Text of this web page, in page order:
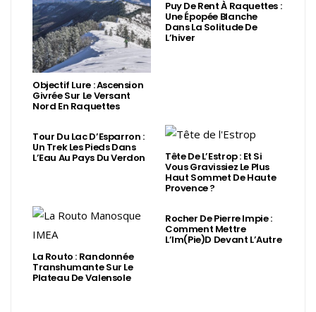
Objectif Lure : Ascension
Givrée Sur Le Versant
Nord En Raquettes
Puy De Rent À Raquettes :
Une Épopée Blanche
Dans La Solitude De
L’hiver
Tour Du Lac D’Esparron :
Un Trek Les Pieds Dans
L’Eau Au Pays Du Verdon Tête De L’Estrop : Et Si
Vous Gravissiez Le Plus
Haut Sommet De Haute
Provence ?
La Routo : Randonnée
Transhumante Sur Le
Plateau De Valensole
Rocher De Pierre Impie :
Comment Mettre
L’Im(Pie)d Devant L’Autre